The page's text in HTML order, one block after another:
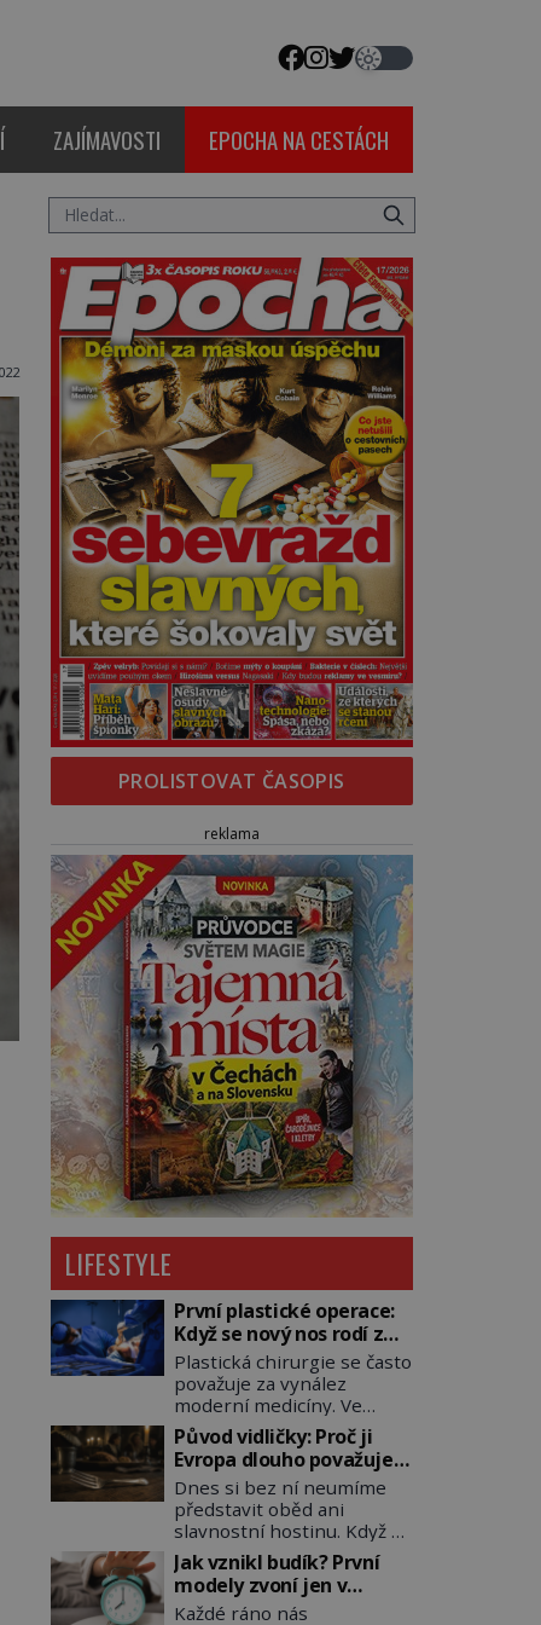
ZAJÍMAVOSTI EPOCHA NA CESTÁCH
PROLISTOVAT ČASOPIS
reklama
LIFESTYLE
První plastické operace:
Když se nový nos rodí z
kůže na tváři
Plastická chirurgie se často
považuje za vynález
moderní medicíny. Ve
skutečnosti jsou její
kořeny staré více než dva a
půl tisíce let. V dobách, kdy
ještě neexistují antibiotika
ani anestezie, se odvážní
lékaři pokoušejí vracet
lidem tváře znetvořené
válkou, tresty nebo
nehodami. Jejich metody
Původ vidličky: Proč ji
Evropa dlouho považuje
za nástroj samotného
satana?
Dnes si bez ní neumíme
představit oběd ani
slavnostní hostinu. Když se
však vidlička v raném
středověku objevuje na
evropských stolech,
vzbuzuje pohoršení,
Jak vznikl budík? První
modely zvoní jen v
jedinou nastavenou
Každé ráno nás